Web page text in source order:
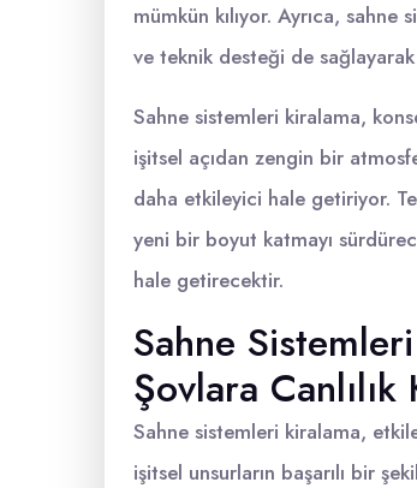
mümkün kılıyor. Ayrıca,
ve teknik desteği de
Sahne sistemleri kiralama,
işitsel açıdan zengin bir
daha etkileyici hale getiriyor.
yeni bir boyut katmayı
hale getirecektir.
Sahne
Şovlara Canlılık
Sahne sistemleri kiralama,
işitsel unsurların başarılı bir